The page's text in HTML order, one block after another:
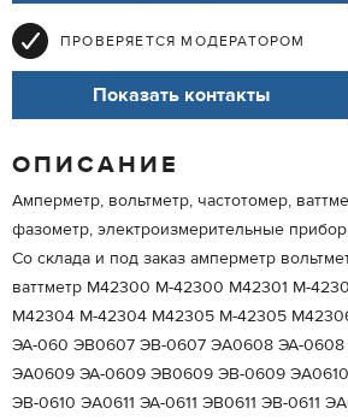
ПРОВЕРЯЕТСЯ МОДЕРАТОРОМ
Показать контакты
ОПИСАНИЕ
Амперметр, вольтметр, частотомер,
фазометр, электроизмерительные
Со склада и под заказ амперметр
ваттметр M42300 М-42300 M42301 М-
M42304 М-42304 M42305 М-42305
ЭА-060 ЭB0607 ЭВ-0607 ЭA0608 ЭА-
ЭA0609 ЭА-0609 ЭB0609 ЭВ-0609
ЭВ-0610 ЭA0611 ЭА-0611 ЭB0611 ЭВ-0611